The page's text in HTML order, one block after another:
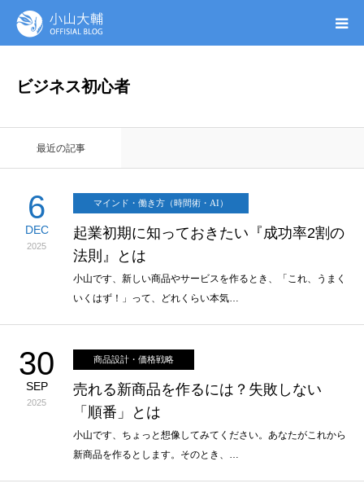
ビジネス初心者
最近の記事
6
DEC
2025
マインド・働き方（時間術・AI）
起業初期に知っておきたい『成功率2割の
法則』とは
小山です、新しい商品やサービスを作るとき、「これ、うまく
いくはず！」って、どれくらい本気…
30
SEP
2025
商品設計・価格戦略
売れる新商品を作るには？失敗しない
「順番」とは
小山です、ちょっと想像してみてください。あなたがこれから
新商品を作るとします。そのとき、…
無料ガイドブック
オンシク本
プロフィール